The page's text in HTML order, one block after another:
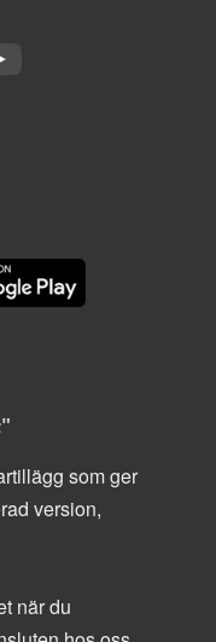
som ger
version,
när du